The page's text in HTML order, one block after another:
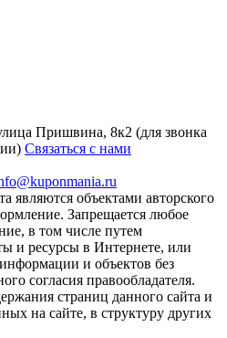
Пришвина, 8к2 (для звонка
Связаться с нами
являются объектами авторского
Запрещается любое
в том числе путем
и ресурсы в Интернете, или
и объектов без
согласия правообладателя.
страниц данного сайта и
на сайте, в структуру других